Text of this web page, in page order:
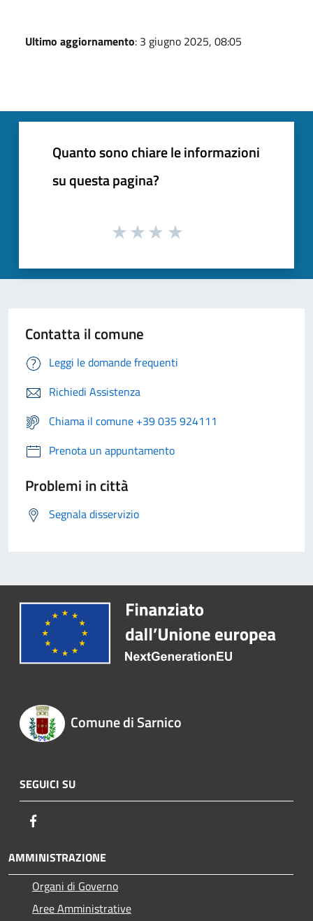
Ultimo aggiornamento: 3 giugno 2025, 08:05
Quanto sono chiare le informazioni
su questa pagina?
Contatta il comune
Leggi le domande frequenti
Richiedi Assistenza
Chiama il comune +39 035 924111
Prenota un appuntamento
Problemi in città
Segnala disservizio
Comune di Sarnico
SEGUICI SU
AMMINISTRAZIONE
Organi di Governo
Aree Amministrative